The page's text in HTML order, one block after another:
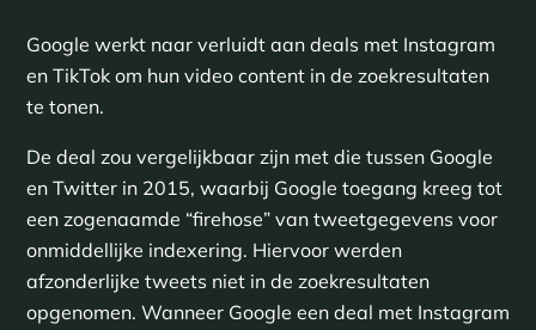
Google werkt naar verluidt aan deals met Instagram
en TikTok om hun video content in de zoekresultaten
te tonen.
De deal zou vergelijkbaar zijn met die tussen Google
en Twitter in 2015, waarbij Google toegang kreeg tot
een zogenaamde “firehose” van tweetgegevens voor
onmiddellijke indexering. Hiervoor werden
afzonderlijke tweets niet in de zoekresultaten
opgenomen. Wanneer Google een deal met Instagram